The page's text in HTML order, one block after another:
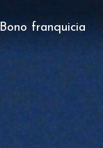
Bono franquicia